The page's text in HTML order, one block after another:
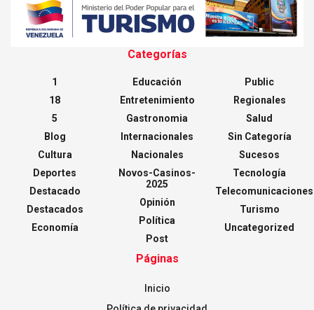
Categorías
1
18
5
Blog
Cultura
Deportes
Destacado
Destacados
Economía
Educación
Entretenimiento
Gastronomia
Internacionales
Nacionales
Novos-Casinos-
2025
Opinión
Política
Post
Public
Regionales
Salud
Sin Categoría
Sucesos
Tecnología
Telecomunicaciones
Turismo
Uncategorized
Páginas
Inicio